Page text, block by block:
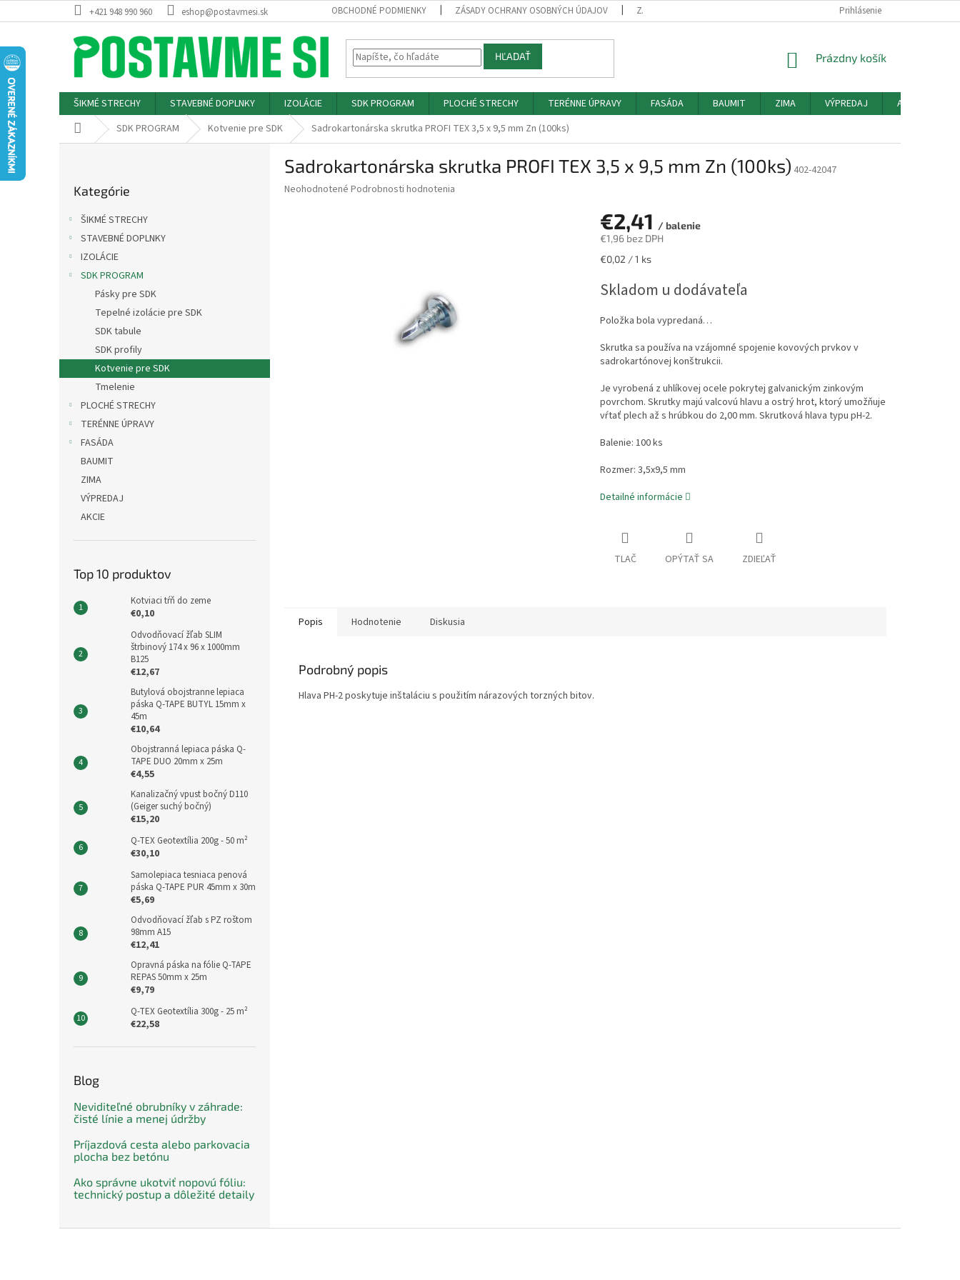
na
+421 948 990 960 eshop@postavmesi.sk OBCHODNÉ PODMIENKY ZÁSADY OCHRANY OSOBNÝCH ÚDAJOV ZÁSADY POUŽÍVANIA SÚBOROV COOKIES HODNOTENIE OBCHODU
Prihlásenie
HĽADAŤ
NÁKUPNÝ
Prázdny košík
ŠIKMÉ STRECHY STAVEBNÉ DOPLNKY IZOLÁCIE SDK PROGRAM PLOCHÉ STRECHY TERÉNNE ÚPRAVY FASÁDA BAUMIT ZIMA VÝPREDAJ AKCIE
DomovSDK PROGRAM Kotvenie pre SDK Sadrokartonárska skrutka PROFI TEX 3,5 x 9,5 mm Zn (100ks)
kategórie
Kategórie
ŠIKMÉ STRECHY
STAVEBNÉ DOPLNKY
IZOLÁCIE
SDK PROGRAM
Pásky pre SDK
Tepelné izolácie pre SDK
SDK tabule
SDK profily
Kotvenie pre SDK
Tmelenie
PLOCHÉ STRECHY
TERÉNNE ÚPRAVY
FASÁDA
BAUMIT
ZIMA
VÝPREDAJ
AKCIE
Top 10 produktov
Kotviaci tŕň do zeme
€0,10
Odvodňovací žľab SLIM
štrbinový 174 x 96 x 1000mm
B125
€12,67
Butylová obojstranne lepiaca
páska Q-TAPE BUTYL 15mm x
45m
€10,64
Obojstranná lepiaca páska Q-
TAPE DUO 20mm x 25m
€4,55
Kanalizačný vpust bočný D110
(Geiger suchý bočný)
€15,20
Q-TEX Geotextília 200g - 50 m²
€30,10
Samolepiaca tesniaca penová
páska Q-TAPE PUR 45mm x 30m
€5,69
Odvodňovací žľab s PZ roštom
98mm A15
€12,41
Opravná páska na fólie Q-TAPE
REPAS 50mm x 25m
€9,79
Q-TEX Geotextília 300g - 25 m²
€22,58
Blog
Neviditeľné obrubníky v záhrade:
čisté línie a menej údržby
Príjazdová cesta alebo parkovacia
plocha bez betónu
Ako správne ukotviť nopovú fóliu:
technický postup a dôležité detaily
Sadrokartonárska skrutka PROFI TEX 3,5 x 9,5 mm Zn (100ks) 402-42047
Priemerné
Neohodnotené Podrobnosti hodnotenia
€2,41 / balenie
€1,96 bez DPH
Jednotková
€0,02 / 1 ks
Skladom u dodávateľa
Položka bola vypredaná…
Skrutka sa používa na vzájomné spojenie kovových prvkov v
sadrokartónovej konštrukcii.
Je vyrobená z uhlíkovej ocele pokrytej galvanickým zinkovým
povrchom. Skrutky majú valcovú hlavu a ostrý hrot, ktorý umožňuje
vŕtať plech až s hrúbkou do 2,00 mm. Skrutková hlava typu pH-2.
Balenie: 100 ks
Rozmer: 3,5x9,5 mm
Detailné informácie
TLAČ OPÝTAŤ SA ZDIEĽAŤ
Popis Hodnotenie Diskusia
Podrobný popis
Hlava PH-2 poskytuje inštaláciu s použitím nárazových torzných bitov.